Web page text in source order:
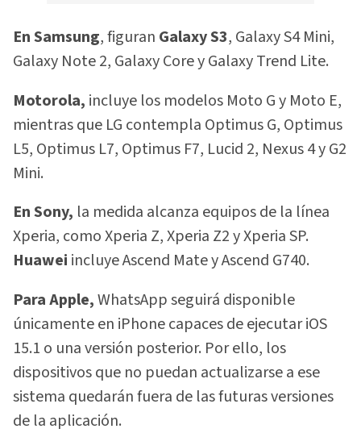
En Samsung, figuran Galaxy S3, Galaxy S4 Mini,
Galaxy Note 2, Galaxy Core y Galaxy Trend Lite.
Motorola, incluye los modelos Moto G y Moto E,
mientras que LG contempla Optimus G, Optimus
L5, Optimus L7, Optimus F7, Lucid 2, Nexus 4 y G2
Mini.
En Sony, la medida alcanza equipos de la línea
Xperia, como Xperia Z, Xperia Z2 y Xperia SP.
Huawei incluye Ascend Mate y Ascend G740.
Para Apple,WhatsApp seguirá disponible
únicamente en iPhone capaces de ejecutar iOS
15.1 o una versión posterior. Por ello, los
dispositivos que no puedan actualizarse a ese
sistema quedarán fuera de las futuras versiones
de la aplicación.